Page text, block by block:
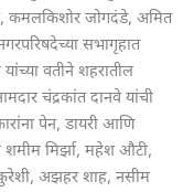
कमलकिशोर जोगदंडे, अमित
सभागृहात
यांच्या वतीने शहरातील
चंद्रकांत दानवे यांची
पेन, डायरी आणि
शमीम मिर्झा, महेश औटी,
अझहर शाह, नसीम